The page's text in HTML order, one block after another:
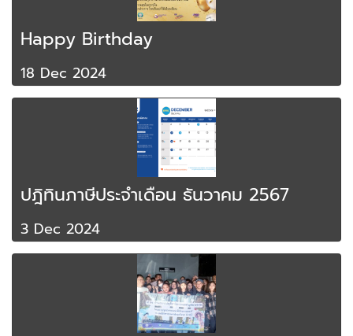
Happy Birthday
18 Dec 2024
ปฎิทินภาษีประจำเดือน ธันวาคม 2567
3 Dec 2024